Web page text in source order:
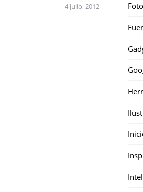
4 julio, 2012